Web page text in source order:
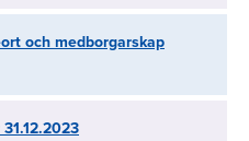
och medborgarskap